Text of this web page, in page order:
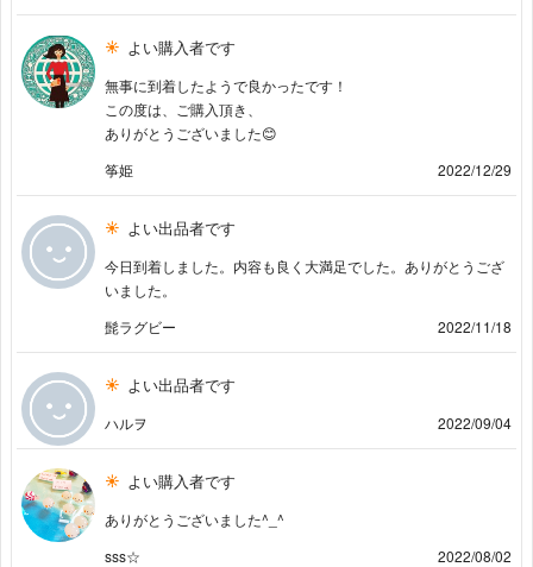
よい購入者です
無事に到着したようで良かったです！
この度は、ご購入頂き、
ありがとうございました😊
筝姫
2022/12/29
よい出品者です
今日到着しました。内容も良く大満足でした。ありがとうござ
いました。
髭ラグビー
2022/11/18
よい出品者です
ハルヲ 2022/09/04
よい購入者です
ありがとうございました^_^
sss☆
2022/08/02